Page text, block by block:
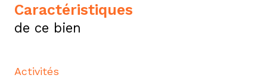
caractéristiques
de ce bien
Activités